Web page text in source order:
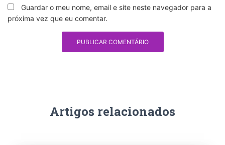
Guardar o meu nome, email e site neste navegador para a
próxima vez que eu comentar.
Artigos relacionados